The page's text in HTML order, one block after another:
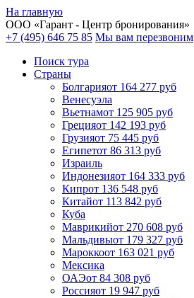
На главную
ООО «Гарант - Центр бронирования»
+7 (495) 646 75 85 Мы вам перезвоним
Поиск тура
Cтраны
Болгарияот 164 277 руб
Венесуэла
Вьетнамот 125 905 руб
Грецияот 142 193 руб
Грузияот 75 445 руб
Египетот 86 313 руб
Израиль
Индонезияот 164 333 руб
Кипрот 136 548 руб
Китайот 113 842 руб
Куба
Маврикийот 270 608 руб
Мальдивыот 179 327 руб
Мароккоот 163 021 руб
Мексика
ОАЭот 84 308 руб
Россияот 19 947 руб